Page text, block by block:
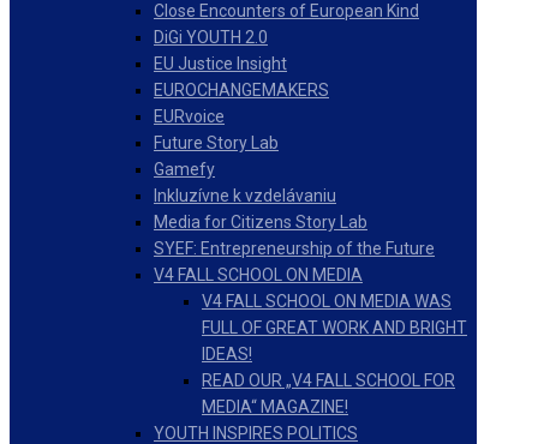
Close Encounters of European Kind
DiGi YOUTH 2.0
EU Justice Insight
EUROCHANGEMAKERS
EURvoice
Future Story Lab
Gamefy
Inkluzívne k vzdelávaniu
Media for Citizens Story Lab
SYEF: Entrepreneurship of the Future
V4 FALL SCHOOL ON MEDIA
V4 FALL SCHOOL ON MEDIA WAS
FULL OF GREAT WORK AND BRIGHT
IDEAS!
READ OUR „V4 FALL SCHOOL FOR
MEDIA“ MAGAZINE!
YOUTH INSPIRES POLITICS